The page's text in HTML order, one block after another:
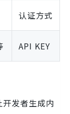
认证方式
API KEY
发者生成内